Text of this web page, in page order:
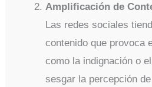
Amplificación de
Las redes sociales
contenido que provoca
como la indignación o
sesgar la percepción